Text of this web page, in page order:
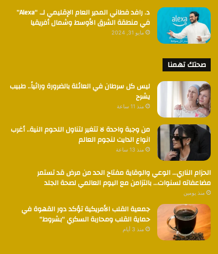
د. رافد فطاني المدير العام الإقليمي لـ. “Alexa”
في منطقة الشرق الأوسط وشمال أفريقيا
مايو 31, 2024
صحتك تهمنا
ليس كل سرطان في العائلة بالضرورة وراثياً.. طبيب
يشرح
منذ 11 ساعة
من وجبة واحدة لا تتغير لتناول اللحوم النية.. أغرب
انواع الدايت لنجوم العالم
منذ 13 ساعة
الحزام الناري… الوعي والوقاية مفتاح الحد من مرض قد تستمر
مضاعفاته لسنوات… بالتزامن مع اليوم العالمي لصحة الجلد
منذ يومين
جمعية القلب الأمريكية تؤكد دور القهوة في
حماية القلب ومحاربة السكري “بشروط”
منذ 3 أيام